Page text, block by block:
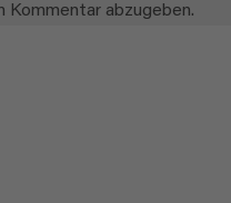
Kommentar abzugeben.